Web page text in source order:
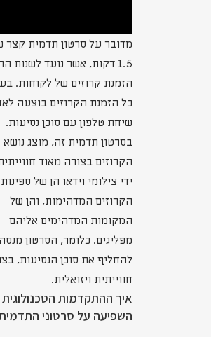
מדובר על סרטון תדמית קצר
1.5 דקות, אשר נועד לשנות
הזמנת קרוזים של לקוחות.
כל הזמנת הקרוזים בוצעה
שיחת טלפון עם סוכן נסיעות.
בסרטון תדמית זה, מוצג נושא
הקרוזים בצורה מאוד
ידי צילומי וידאו הן של ספינות
הקרוזים המדהימות, והן של
המקומות המדהימים אליהם
מפליגים. כלומר, הסרטון מנסה
להחליף את סוכן הנסיעות,
חווייתית ויזואלית.
איך ההתקדמות הטכנולוגית
השפיעה על סרטוני